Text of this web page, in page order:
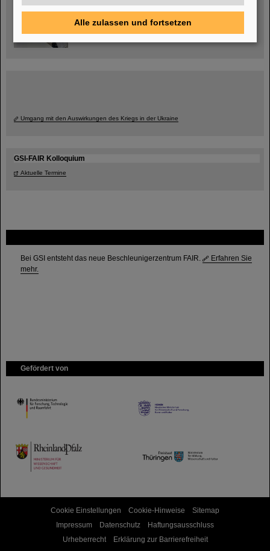
Bei GSI entsteht das neue Beschleunigerzentrum FAIR.
Erfahren Sie
mehr.
Gefördert von
HMWK
TMWWDG
Menschen...hinter GSI und FAIR.
Umgang mit den Auswirkungen des Kriegs in der Ukraine
GSI-FAIR Kolloquium
Aktuelle Termine
Cookie Einstellungen Cookie-Hinweise
Sitemap
Impressum
Datenschutz
Haftungsausschluss
Urheberrecht
Erklärung zur Barrierefreiheit
Alle zulassen und fortsetzen